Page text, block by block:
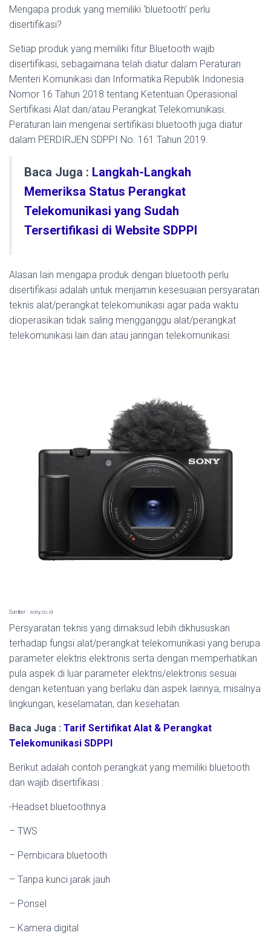
Mengapa produk yang memiliki ‘bluetooth’ perlu
disertifikasi?
Setiap produk yang memiliki fitur Bluetooth wajib
disertifikasi, sebagaimana telah diatur dalam Peraturan
Menteri Komunikasi dan Informatika Republik Indonesia
Nomor 16 Tahun 2018 tentang Ketentuan Operasional
Sertifikasi Alat dan/atau Perangkat Telekomunikasi.
Peraturan lain mengenai sertifikasi bluetooth juga diatur
dalam PERDIRJEN SDPPI No. 161 Tahun 2019.
Baca Juga : Langkah-Langkah
Memeriksa Status Perangkat
Telekomunikasi yang Sudah
Tersertifikasi di Website SDPPI
Alasan lain mengapa produk dengan bluetooth perlu
disertifikasi adalah untuk menjamin kesesuaian persyaratan
teknis alat/perangkat telekomunikasi agar pada waktu
dioperasikan tidak saling mengganggu alat/perangkat
telekomunikasi lain dan atau jaringan telekomunikasi.
Sumber : sony.co.id
Persyaratan teknis yang dimaksud lebih dikhususkan
terhadap fungsi alat/perangkat telekomunikasi yang berupa
parameter elektris elektronis serta dengan memperhatikan
pula aspek di luar parameter elektris/elektronis sesuai
dengan ketentuan yang berlaku dan aspek lainnya, misalnya
lingkungan, keselamatan, dan kesehatan.
Baca Juga : Tarif Sertifikat Alat & Perangkat
Telekomunikasi SDPPI
Berikut adalah contoh perangkat yang memiliki bluetooth
dan wajib disertifikasi :
-Headset bluetoothnya
– TWS
– Pembicara bluetooth
– Tanpa kunci jarak jauh
– Ponsel
– Kamera digital